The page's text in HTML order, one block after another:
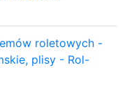
roletowych -
plisy - Rol-